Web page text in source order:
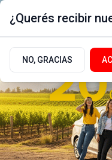
¿Querés recibir
NO, GRACIAS